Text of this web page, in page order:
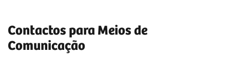
Contactos para Meios de
Comunicação